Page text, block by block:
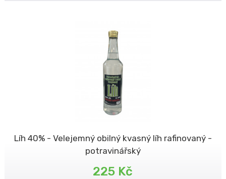
Líh 40% - Velejemný obilný kvasný líh rafinovaný -
potravinářský
225 Kč